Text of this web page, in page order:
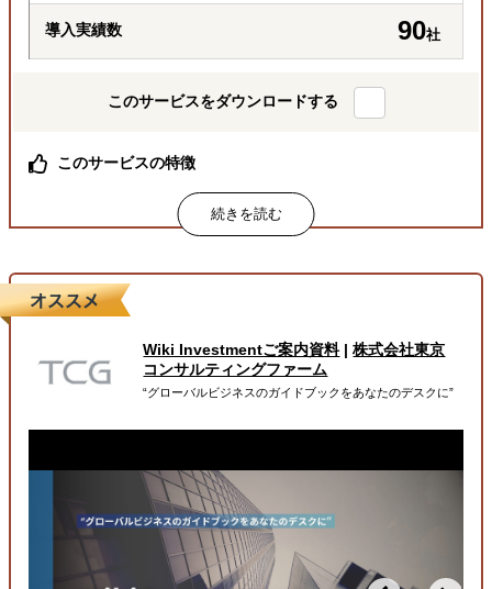
導入実績数 90社
このサービスをダウンロードする
このサービスの特徴
総合商社出身社をはじめ、経験豊富な専門チームが巻き取
月額定額で、商社機能を “まるごと”一括代行
属するジャンル
海外進出総合支援 販路拡大（営業代行・販売代理店探し）
輸出入・貿易・通関
どの国に進出するべきか決めたい
自社商材の現地でのニーズを知りたい
許認可や規制調査など輸出／販売の準備をしたい
Wiki Investmentご案内資料|株式会社東京
コンサルティングファーム
“グローバルビジネスのガイドブックをあなたのデスクに”